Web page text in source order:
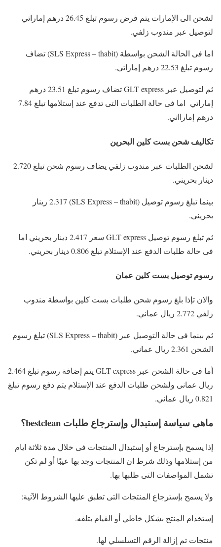
لشحن الى الإمارات يتم فرض رسوم تبلغ 26.45 درهم إماراتي
لتوصيل عبر مندوب زلفي.
اما فى الحالة الشحن بواسطة (SLS Express – thabit) تضاف
رسوم تبلغ 22.53 درهم إماراتي.
ثم لتوصيل عبر GLT express تضاف رسوم تبلغ 23.51 درهم
إماراتي اما فى حالة الطلبات التى تدفع عند إستلامها تبلغ 7.84
درهم إمارااتي.
تكاليف شحن بست كلين البحرين
لشحن الطلبات عبر مندوب زلفي يضاف رسوم شحن تبلغ 2.720
دينار بحريني.
بينما تبلغ رسوم توصيل (SLS Express – thabit) 2.317 رينار
بحريني.
ثم تبلغ رسوم توصيل GLT express سعر 2.417 دينار بحريني اما
فى حالة طلبات الدفع عند الإستلام تبلغ 0.806 دينار بحريني.
رسوم توصيل بست كلين عمان
والان تإذا بلغ رسوم شحن طلبات بست كلين بواسطة مندوب
زلفي 2.772 ريال عماني.
ثم بينما فى حالة التوصيل عبر (SLS Express – thabit) تبلغ رسوم
الشحن 2.361 ريال عماني.
أما فى حالة الشحن عبر GLT express يتم إضافة رسوم تبلغ 2.464
ريال عمانى ولشحن طلبات الدفع عند الإستلام يتم دفع رسوم تبلغ
0.821 ريال عماني.
ماهى سياسة إستبدال وإسترجاع طلبات bestclean؟
إذا يسمح بإسترجاع أو إستبدال المنتجات فى خلال مدة ثلاثة ايام
من إستلامها وذلك شرط ان المنتجات وجد بها عيبًا أو لم تكن
تشمل المواصفات التى طلبها بها.
ولا يسمح بإسترجاع المنتجات التى تطبق عليها الشروط الآتية:
إستخدام المنتج بشكل خاطي أو القيام بتلفه.
منتجات تم إزالة الرقم التسلسلي لها.